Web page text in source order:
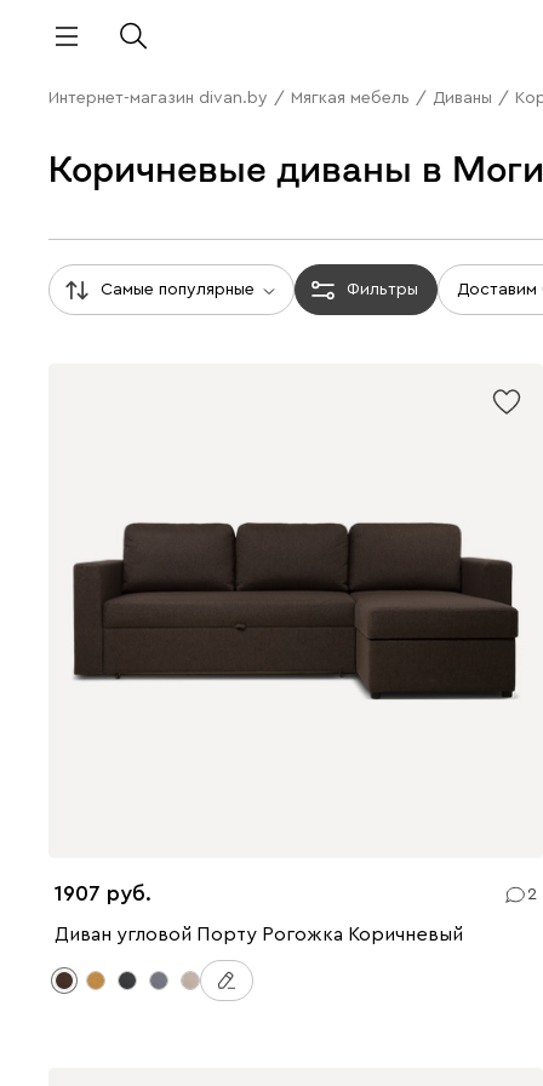
Интернет-магазин divan.by / Мягкая мебель / Диваны /
Коричневые диваны в
Самые популярные Фильтры Доставим
1907 2
Диван угловой Порту Рогожка Коричневый